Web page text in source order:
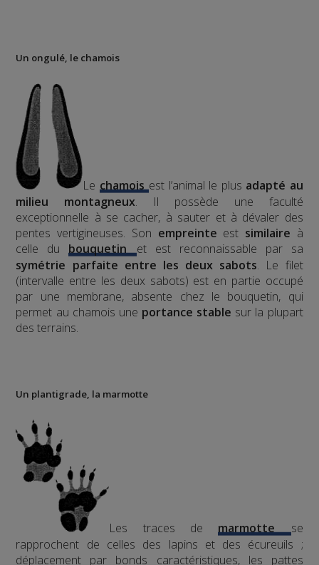
Un ongulé, le chamois
Le chamois est l’animal le plus adapté au
milieu montagneux. Il possède une faculté
exceptionnelle à se cacher, à sauter et à dévaler des
pentes vertigineuses. Son empreinte est similaire à
celle dubouquetin et est reconnaissable par sa
symétrie parfaite entre les deux sabots. Le filet
(intervalle entre les deux sabots) est en partie occupé
par une membrane, absente chez le bouquetin, qui
permet au chamois une portance stable sur la plupart
des terrains.
Un plantigrade, la marmotte
Les traces demarmotte
se
rapprochent de celles des lapins et des écureuils ;
déplacement par bonds caractéristiques, les pattes